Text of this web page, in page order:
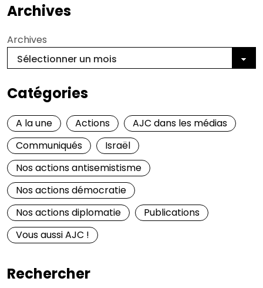
Archives
Archives
Catégories
A la une Actions
AJC dans les médias
Communiqués
Israël
Nos actions antisemistisme
Nos actions démocratie
Nos actions diplomatie
Publications
Vous aussi AJC !
Rechercher